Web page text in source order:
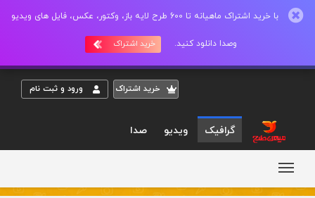
با خرید اشتراک ماهیانه تا 600 طرح لایه باز، وکتور، عکس، فایل های ویدیو
وصدا دانلود کنید. خرید اشتراک
خريد اشتراک ورود و ثبت نام
گرافیک ویدیو صدا